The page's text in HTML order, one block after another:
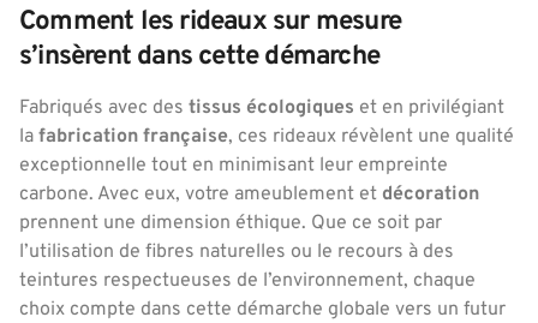
Comment les rideaux sur mesure
s’insèrent dans cette démarche
Fabriqués avec des tissus écologiques et en privilégiant
la fabrication française, ces rideaux révèlent une qualité
exceptionnelle tout en minimisant leur empreinte
carbone. Avec eux, votre ameublement et décoration
prennent une dimension éthique. Que ce soit par
l’utilisation de fibres naturelles ou le recours à des
teintures respectueuses de l’environnement, chaque
choix compte dans cette démarche globale vers un futur